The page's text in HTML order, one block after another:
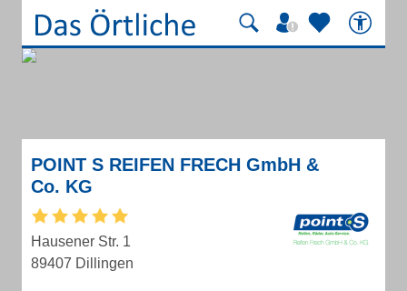
POINT S REIFEN FRECH GmbH &
Co. KG
Hausener Str. 1
89407 Dillingen